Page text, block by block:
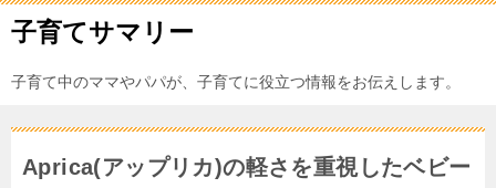
子育てサマリー
子育て中のママやパパが、子育てに役立つ情報をお伝えします。
Aprica(アップリカ)の軽さを重視したベビー